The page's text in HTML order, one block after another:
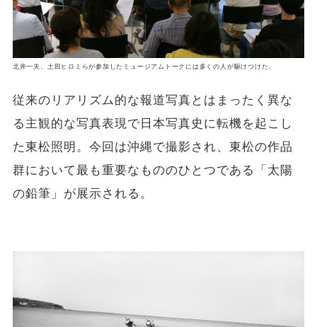
北井一夫、土田ヒロミらが参加したミュージアムトークには多くの人が駆けつけた。
従来のリアリズム的な報道写真とはまったく異な
る主観的な写真表現で日本写真史に転機を起こし
た東松照明。今回は沖縄で撮影され、東松の作品
群において最も重要なもののひとつである「太陽
の鉛筆」が展示される。